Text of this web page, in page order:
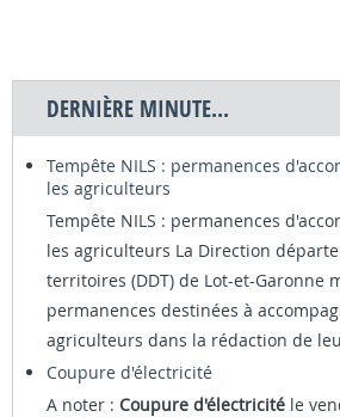
DERNIÈRE MINUTE...
Tempête NILS : permanences
les agriculteurs
Tempête NILS : permanences
les agriculteurs La Direction
territoires (DDT) de Lot-et-Garonne
permanences destinées à
agriculteurs dans la rédaction de
Coupure d'électricité
A noter : Coupure d'électricité le